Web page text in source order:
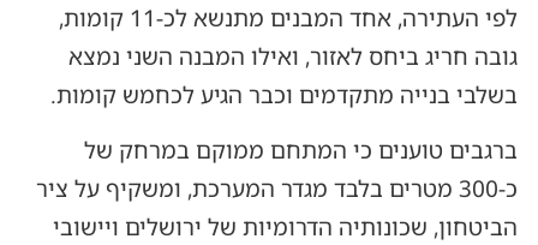
לפי העתירה, אחד המבנים מתנשא לכ-11 קומות,
גובה חריג ביחס לאזור, ואילו המבנה השני נמצא
בשלבי בנייה מתקדמים וכבר הגיע לכחמש קומות.
ברגבים טוענים כי המתחם ממוקם במרחק של
כ-300 מטרים בלבד מגדר המערכת, ומשקיף על ציר
הביטחון, שכונותיה הדרומיות של ירושלים ויישובי